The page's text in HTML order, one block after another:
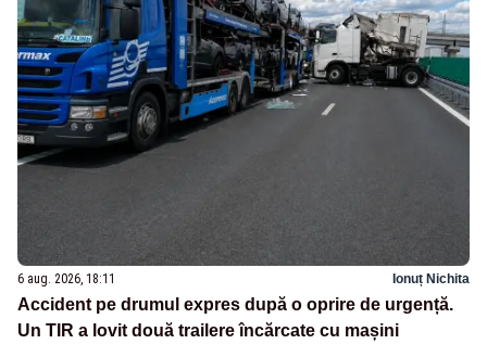
6 aug. 2026, 18:11 Ionuț Nichita
Accident pe drumul expres după o oprire de urgență.
Un TIR a lovit două trailere încărcate cu mașini